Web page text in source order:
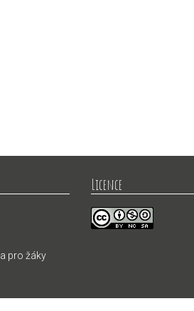
pro žáky
Licence